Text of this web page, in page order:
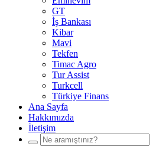
GT
İş Bankası
Kibar
Mavi
Tekfen
Timac Agro
Tur Assist
Turkcell
Türkiye Finans
Ana Sayfa
Hakkımızda
İletişim